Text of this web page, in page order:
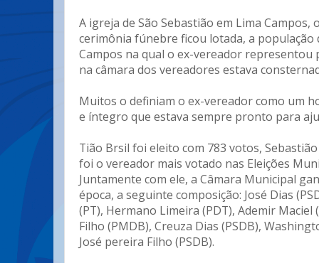
A igreja de São Sebastião em Lima Campos,
cerimônia fúnebre ficou lotada, a população
Campos na qual o ex-vereador
na câmara dos vereadores estava
Muitos o definiam o ex-vereador como um
e íntegro que estava sempre pronto para
Tião Brsil foi eleito com 783 votos,
foi o vereador mais votado nas Eleições
Juntamente com ele, a Câmara Municipal
época, a seguinte composição: José Dias
(PT), Hermano Limeira (PDT), Ademir Maciel
Filho (PMDB), Creuza Dias (PSDB),
José pereira Filho (PSDB).